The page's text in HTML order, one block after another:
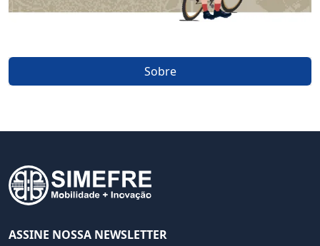
Sobre
ASSINE NOSSA NEWSLETTER